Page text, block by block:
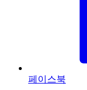
페이스북